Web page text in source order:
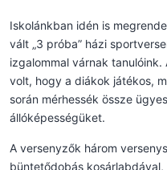
Iskolánkban idén is
vált „3 próba” házi
izgalommal várnak
volt, hogy a diákok játékos,
során mérhessék össze
állóképességüket.
A versenyzők három
büntetődobás